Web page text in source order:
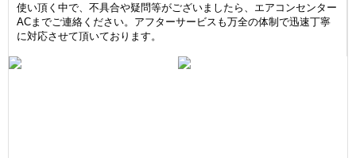
使い頂く中で、不具合や疑問等がございましたら、エアコンセンター
ACまでご連絡ください。アフターサービスも万全の体制で迅速丁寧
に対応させて頂いております。